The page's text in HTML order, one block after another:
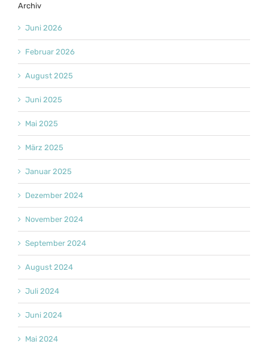
Archiv
Juni 2026
Februar 2026
August 2025
Juni 2025
Mai 2025
März 2025
Januar 2025
Dezember 2024
November 2024
September 2024
August 2024
Juli 2024
Juni 2024
Mai 2024